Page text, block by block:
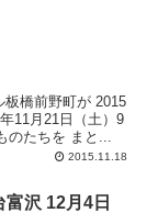
11月21日（土）9
ね。 ウマそうなものたちを まと...
2015.11.18
沢 12月4日